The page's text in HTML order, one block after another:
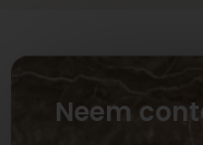
Neem